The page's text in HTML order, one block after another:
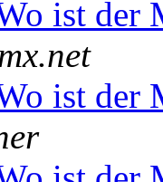
ist
ist